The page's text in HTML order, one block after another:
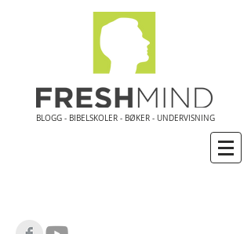
BLOGG - BIBELSKOLER - BØKER - UNDERVISNING